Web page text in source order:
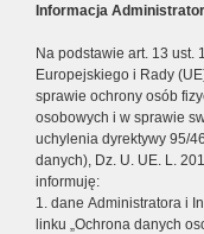
Informacja
Na podstawie art. 13 ust.
Europejskiego i Rady
sprawie ochrony osób
osobowych i w sprawie
uchylenia dyrektywy 95/
danych), Dz. U. UE. L.
informuję:
1. dane Administratora i
linku „Ochrona danych